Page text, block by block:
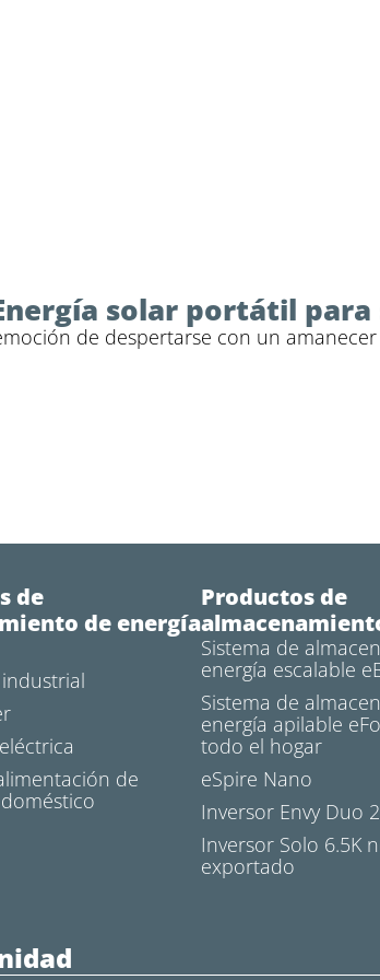
solar portátil
de despertarse con un
de
de energía
de
Productos de
Sistema de
energía escalable
Sistema de
energía apilable
todo el hogar
eSpire Nano
Inversor Envy Duo
Inversor Solo 6.5K
exportado